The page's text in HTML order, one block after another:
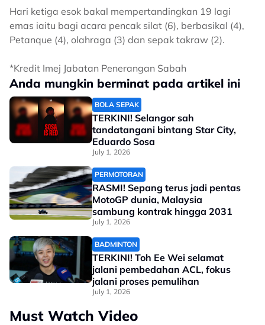
Hari ketiga esok bakal mempertandingkan 19 lagi
emas iaitu bagi acara pencak silat (6), berbasikal (4),
Petanque (4), olahraga (3) dan sepak takraw (2).
*Kredit Imej Jabatan Penerangan Sabah
Anda mungkin berminat pada artikel ini
BOLA SEPAK
TERKINI! Selangor sah
tandatangani bintang Star City,
Eduardo Sosa
July 1, 2026
PERMOTORAN
RASMI! Sepang terus jadi pentas
MotoGP dunia, Malaysia
sambung kontrak hingga 2031
July 1, 2026
BADMINTON
TERKINI! Toh Ee Wei selamat
jalani pembedahan ACL, fokus
jalani proses pemulihan
July 1, 2026
Must Watch Video